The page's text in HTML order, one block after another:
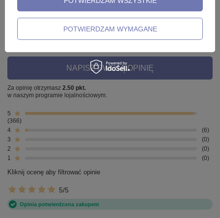
4.98
NAPISZ SWOJĄ OPINIĘ
Za opinię otrzymasz 2.50 pkt.
w naszym programie lojalnościowym.
5
366
4
6
3
0
2
0
1
0
Kliknij ocenę aby filtrować opinie
5/5
Opinia potwierdzona zakupem
POTWIERDZAM WYMAGANE